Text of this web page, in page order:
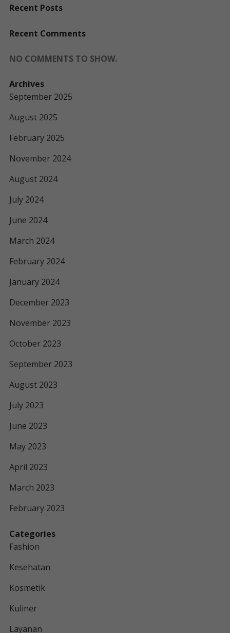
Recent Posts
Recent Comments
NO COMMENTS TO SHOW.
Archives
September 2025
August 2025
February 2025
November 2024
August 2024
July 2024
June 2024
March 2024
February 2024
January 2024
December 2023
November 2023
October 2023
September 2023
August 2023
July 2023
June 2023
May 2023
April 2023
March 2023
February 2023
Categories
Fashion
Kesehatan
Kosmetik
Kuliner
Layanan